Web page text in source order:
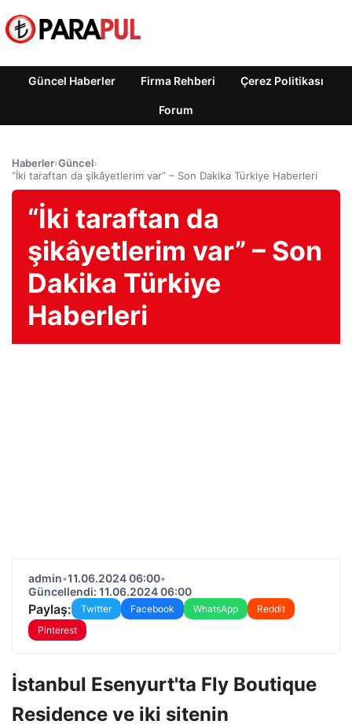
Güncel Haberler Firma Rehberi Çerez Politikası
Forum
Haberler›Güncel›
“İki taraftan da şikâyetlerim var” – Son Dakika Türkiye Haberleri
“İki taraftan da
şikâyetlerim var” – Son
Dakika Türkiye
Haberleri
admin•11.06.2024 06:00•
Güncellendi: 11.06.2024 06:00
Paylaş: Twitter Facebook WhatsApp
Reddit
Pinterest
İstanbul Esenyurt'ta Fly Boutique
Residence ve iki sitenin